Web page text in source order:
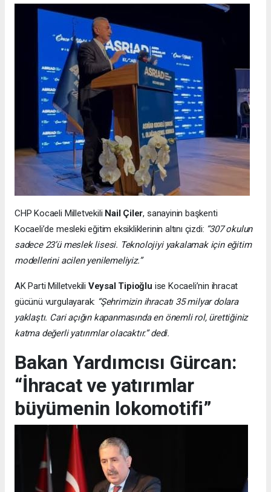
CHP Kocaeli Milletvekili Nail Çiler, sanayinin başkenti
Kocaeli’de mesleki eğitim eksikliklerinin altını çizdi: “307 okulun
sadece 23’ü meslek lisesi. Teknolojiyi yakalamak için eğitim
modellerini acilen yenilemeliyiz.”
AK Parti Milletvekili Veysal Tipioğlu ise Kocaeli’nin ihracat
gücünü vurgulayarak: “Şehrimizin ihracatı 35 milyar dolara
yaklaştı. Cari açığın kapanmasında en önemli rol, ürettiğiniz
katma değerli yatırımlar olacaktır.” dedi.
Bakan Yardımcısı Gürcan:
“İhracat ve yatırımlar
büyümenin lokomotifi”